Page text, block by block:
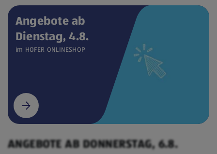
Verfügbar seit 04.08.2026
ONLINESHOP
€ 449,00
Angebote ab
Dienstag, 4.8.
im HOFER ONLINESHOP
(öffnet in einem neuen Tab)
ANGEBOTE AB DONNERSTAG, 6.8.